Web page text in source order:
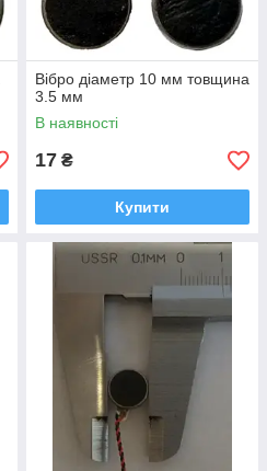
Вібро діаметр 10 мм товщина
3.5 мм
В наявності
17 ₴
Купити